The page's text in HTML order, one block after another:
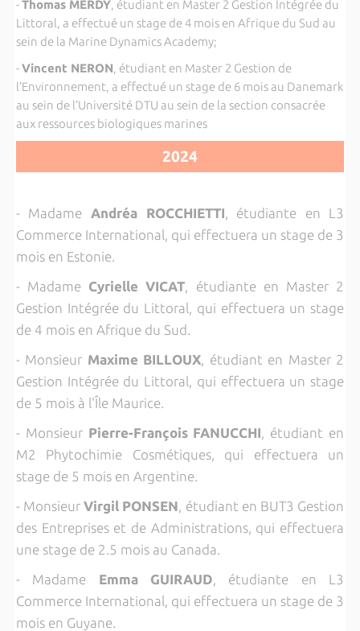
-Thomas MERDY, étudiant en Master 2 Gestion Intégrée du
Littoral, a effectué un stage de 4 mois en Afrique du Sud au
sein de la Marine Dynamics Academy;
-Vincent NERON, étudiant en Master 2 Gestion de
l’Environnement, a effectué un stage de 6 mois au Danemark
au sein de l’Université DTU au sein de la section consacrée
aux ressources biologiques marines
2024
- Madame Andréa ROCCHIETTI, étudiante en L3
Commerce International, qui effectuera un stage de 3
mois en Estonie.
- Madame Cyrielle VICAT, étudiante en Master 2
Gestion Intégrée du Littoral, qui effectuera un stage
de 4 mois en Afrique du Sud.
- Monsieur Maxime BILLOUX, étudiant en Master 2
Gestion Intégrée du Littoral, qui effectuera un stage
de 5 mois à l'Île Maurice.
- Monsieur Pierre-François FANUCCHI, étudiant en
M2 Phytochimie Cosmétiques, qui effectuera un
stage de 5 mois en Argentine.
- MonsieurVirgil PONSEN, étudiant en BUT3 Gestion
des Entreprises et de Administrations, qui effectuera
une stage de 2.5 mois au Canada.
- Madame Emma GUIRAUD, étudiante en L3
Commerce International, qui effectuera un stage de 3
mois en Guyane.